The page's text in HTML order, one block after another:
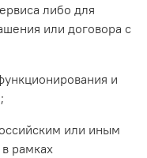
либо для
или договора с
и
или иным
рамках